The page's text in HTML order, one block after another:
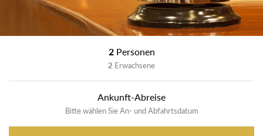
2 Personen
2 Erwachsene
Ankunft-Abreise
Bitte wählen Sie An- und Abfahrtsdatum